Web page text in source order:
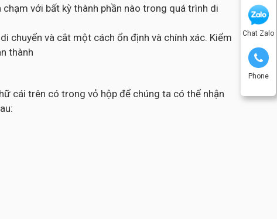
Chat Zalo
Phone
chạm với bất kỳ thành phần nào trong quá trình di
chuyển và cắt một cách ổn định và chính xác. Kiểm
thành
cái trên có trong vỏ hộp để chúng ta có thể nhận